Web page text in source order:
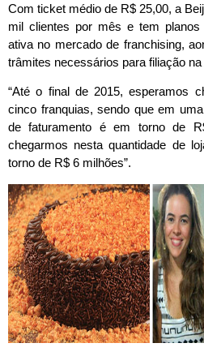
Com ticket médio de R$ 25,00, a
mil clientes por mês e tem
ativa no mercado de franchising,
trâmites necessários para filiação na
“Até o final de 2015, esperamos
cinco franquias, sendo que em
de faturamento é em torno de
chegarmos nesta quantidade de
torno de R$ 6 milhões”.